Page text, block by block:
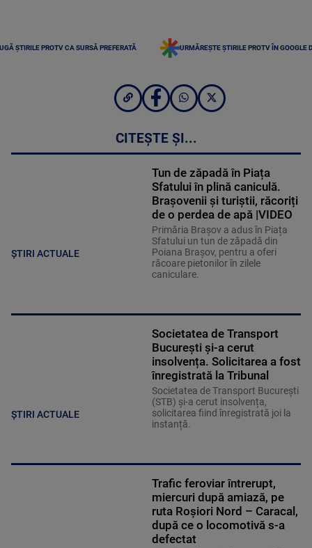
ȘTIRILE PROTV CA SURSĂ PREFERATĂ URMĂREȘTE ȘTIRILE PROTV ÎN GOOGLE
CITEȘTE ȘI...
ȘTIRI ACTUALE
Tun de zăpadă în Piața
Sfatului în plină caniculă.
Brașovenii și turiștii, răcoriți
de o perdea de apă |VIDEO
Primăria Brașov a adus în Piața
Sfatului un tun de zăpadă din
Poiana Brașov, pentru a oferi
răcoare pietonilor în zilele
caniculare.
ȘTIRI ACTUALE
Societatea de Transport
București și-a cerut
insolvența. Solicitarea a fost
înregistrată la Tribunal
Societatea de Transport București
(STB) și-a cerut insolvența,
solicitarea fiind înregistrată joi la
instanță.
Trafic feroviar întrerupt,
miercuri după amiază, pe
ruta Roşiori Nord – Caracal,
după ce o locomotivă s-a
defectat